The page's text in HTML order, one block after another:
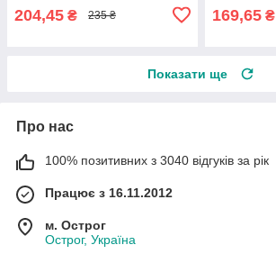
204,45 ₴ 235 ₴ 169,65 ₴
Показати ще
Про нас
100% позитивних з 3040 відгуків за рік
Працює з 16.11.2012
м. Острог
Острог, Україна